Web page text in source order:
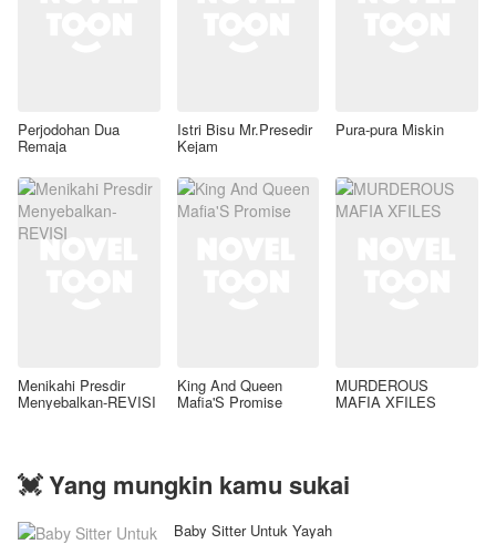
Perjodohan Dua
Remaja
Istri Bisu Mr.Presedir
Kejam
Pura-pura Miskin
Menikahi Presdir
Menyebalkan-REVISI
King And Queen
Mafia'S Promise
MURDEROUS
MAFIA XFILES
💓 Yang mungkin kamu sukai
Baby Sitter Untuk Yayah